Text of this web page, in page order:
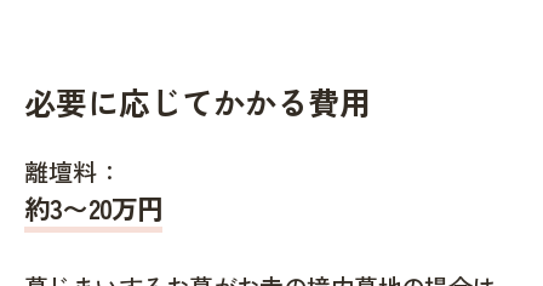
必要に応じてかかる費用
離壇料：
約3〜20万円